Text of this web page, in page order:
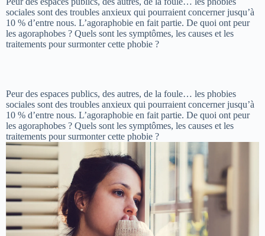
sociales sont des troubles anxieux qui pourraient concerner jusqu’à
10 % d’entre nous. L’agoraphobie en fait partie. De quoi ont peur
les agoraphobes ? Quels sont les symptômes, les causes et les
traitements pour surmonter cette phobie ?
Peur des espaces publics, des autres, de la foule… les phobies
sociales sont des troubles anxieux qui pourraient concerner jusqu’à
10 % d’entre nous. L’agoraphobie en fait partie. De quoi ont peur
les agoraphobes ? Quels sont les symptômes, les causes et les
traitements pour surmonter cette phobie ?